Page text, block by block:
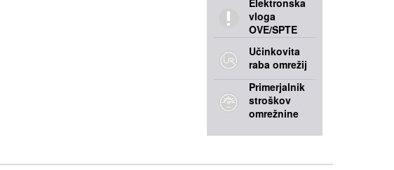
Elektronska
vloga
OVE/SPTE
Učinkovita
raba omrežij
Primerjalnik
stroškov
omrežnine